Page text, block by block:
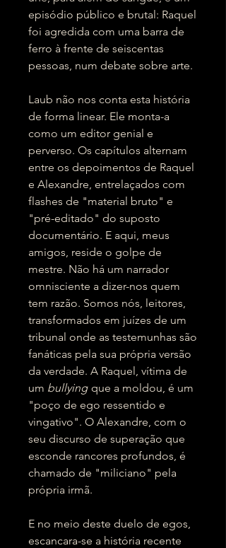
episódio público e brutal: Raquel
foi agredida com uma barra de
ferro à frente de seiscentas
pessoas, num debate sobre arte.
Laub não nos conta esta história
de forma linear. Ele monta-a
como um editor genial e
perverso. Os capítulos alternam
entre os depoimentos de Raquel
e Alexandre, entrelaçados com
flashes de "material bruto" e
"pré-editado" do suposto
documentário. E aqui, meus
amigos, reside o golpe de
mestre. Não há um narrador
omnisciente a dizer-nos quem
tem razão. Somos nós, leitores,
transformados em juízes de um
tribunal onde as testemunhas são
fanáticas pela sua própria versão
da verdade. A Raquel, vítima de
um bullying que a moldou, é um
"poço de ego ressentido e
vingativo". O Alexandre, com o
seu discurso de superação que
esconde rancores profundos, é
chamado de "miliciano" pela
própria irmã.
E no meio deste duelo de egos,
escancara-se a história recente